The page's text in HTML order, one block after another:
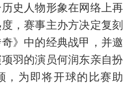
史人物形象在网络上再
，赛事主办方决定复刻
》中的经典战甲，并邀
羽的演员何润东亲自扮
，为即将开球的比赛助